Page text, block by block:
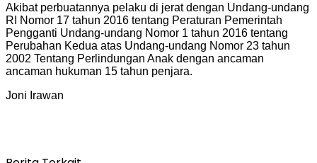
Akibat perbuatannya pelaku di jerat dengan Undang-undang
RI Nomor 17 tahun 2016 tentang Peraturan Pemerintah
Pengganti Undang-undang Nomor 1 tahun 2016 tentang
Perubahan Kedua atas Undang-undang Nomor 23 tahun
2002 Tentang Perlindungan Anak dengan ancaman
ancaman hukuman 15 tahun penjara.
Joni Irawan